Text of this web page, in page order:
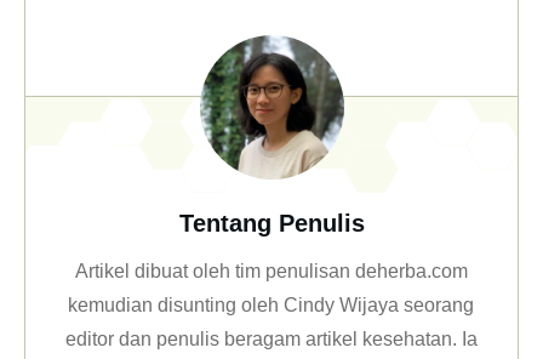
Tentang Penulis
Artikel dibuat oleh tim penulisan deherba.com
kemudian disunting oleh Cindy Wijaya seorang
editor dan penulis beragam artikel kesehatan. Ia